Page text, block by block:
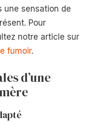
une sensation de
Pour
notre article sur
fumoir.
d’une